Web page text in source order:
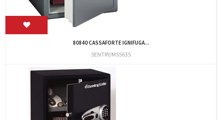
80840 CASSAFORTE IGNIFUGA...
SENTRY/MS5635